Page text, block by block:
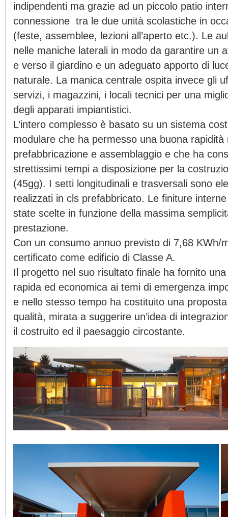
indipendenti ma grazie ad un piccolo patio
connessione tra le due unità scolastiche in
(feste, assemblee, lezioni all’aperto etc.). Le
nelle maniche laterali in modo da garantire un
e verso il giardino e un adeguato apporto di
naturale. La manica centrale ospita invece gli
servizi, i magazzini, i locali tecnici per una
degli apparati impiantistici.
L’intero complesso è basato su un sistema
modulare che ha permesso una buona rapidità
prefabbricazione e assemblaggio e che ha
strettissimi tempi a disposizione per la
(45gg). I setti longitudinali e trasversali sono
realizzati in cls prefabbricato. Le finiture
state scelte in funzione della massima
prestazione.
Con un consumo annuo previsto di 7,68 KWh/
certificato come edificio di Classe A.
Il progetto nel suo risultato finale ha fornito
rapida ed economica ai temi di emergenza
e nello stesso tempo ha costituito una
qualità, mirata a suggerire un’idea di
il costruito ed il paesaggio circostante.